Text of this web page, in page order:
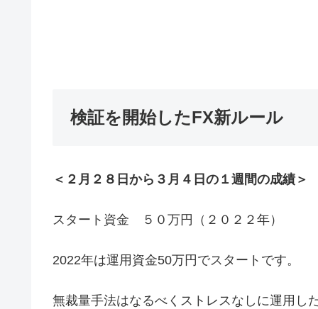
検証を開始したFX新ルール
＜２月２８日から３月４日の１週間の成績＞
スタート資金 ５０万円（２０２２年）
2022年は運用資金50万円でスタートです。
無裁量手法はなるべくストレスなしに運用し